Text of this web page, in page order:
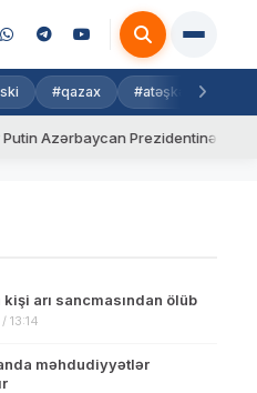
#qazax #atəşkəs
Prezidentinə zəng edib
arı sancmasından ölüb
13:14
məhdudiyyətlər